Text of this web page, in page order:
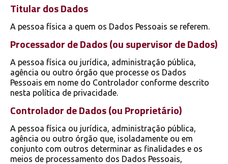
Titular dos Dados
A pessoa física a quem os Dados Pessoais se referem.
Processador de Dados (ou supervisor de Dados)
A pessoa física ou jurídica, administração pública,
agência ou outro órgão que processe os Dados
Pessoais em nome do Controlador conforme descrito
nesta política de privacidade.
Controlador de Dados (ou Proprietário)
A pessoa física ou jurídica, administração pública,
agência ou outro órgão que, isoladamente ou em
conjunto com outros determinar as finalidades e os
meios de processamento dos Dados Pessoais,